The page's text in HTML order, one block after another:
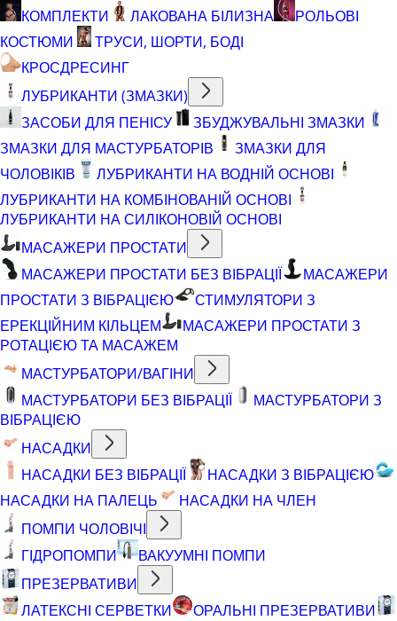
КОМПЛЕКТИ
ЛАКОВАНА БІЛИЗНА
РОЛЬОВІ
КОСТЮМИ
ТРУСИ, ШОРТИ, БОДІ
КРОСДРЕСИНГ
ЛУБРИКАНТИ (ЗМАЗКИ)
ЗАСОБИ ДЛЯ ПЕНІСУ
ЗБУДЖУВАЛЬНІ ЗМАЗКИ
ЗМАЗКИ ДЛЯ МАСТУРБАТОРІВ
ЗМАЗКИ ДЛЯ
ЧОЛОВІКІВ
ЛУБРИКАНТИ НА ВОДНІЙ ОСНОВІ
ЛУБРИКАНТИ НА КОМБІНОВАНІЙ ОСНОВІ
ЛУБРИКАНТИ НА СИЛІКОНОВІЙ ОСНОВІ
МАСАЖЕРИ ПРОСТАТИ
МАСАЖЕРИ ПРОСТАТИ БЕЗ ВІБРАЦІЇ
МАСАЖЕРИ
ПРОСТАТИ З ВІБРАЦІЄЮ
СТИМУЛЯТОРИ З
ЕРЕКЦІЙНИМ КІЛЬЦЕМ
МАСАЖЕРИ ПРОСТАТИ З
РОТАЦІЄЮ ТА МАСАЖЕМ
МАСТУРБАТОРИ/ВАГІНИ
МАСТУРБАТОРИ БЕЗ ВІБРАЦІЇ
МАСТУРБАТОРИ З
ВІБРАЦІЄЮ
НАСАДКИ
НАСАДКИ БЕЗ ВІБРАЦІЇ
НАСАДКИ З ВІБРАЦІЄЮ
НАСАДКИ НА ПАЛЕЦЬ
НАСАДКИ НА ЧЛЕН
ПОМПИ ЧОЛОВІЧІ
ГІДРОПОМПИ
ВАКУУМНІ ПОМПИ
ПРЕЗЕРВАТИВИ
ЛАТЕКСНІ СЕРВЕТКИ
ОРАЛЬНІ ПРЕЗЕРВАТИВИ